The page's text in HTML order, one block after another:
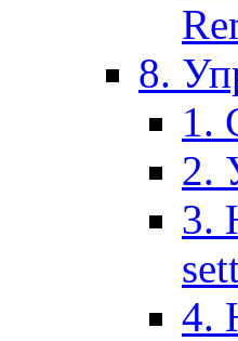
8.
1.
2.
3.
4.